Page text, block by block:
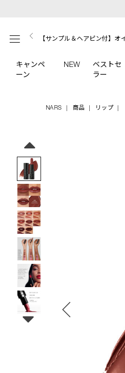
contentメニュー
【ミニパフプレゼント】新リ
レゼント
【はじめての購入はこちらか
ターターキット
【サンプル＆ヘアピン付】オ
【ギフトショッパープレゼン
へのプレゼントに
【ポーチ＆ブラッシュプレゼ
キャンペ
ーン
NEW
ベストセ
ラー
NARS 商品 リップ
806/4535683236324.html
4535683236324